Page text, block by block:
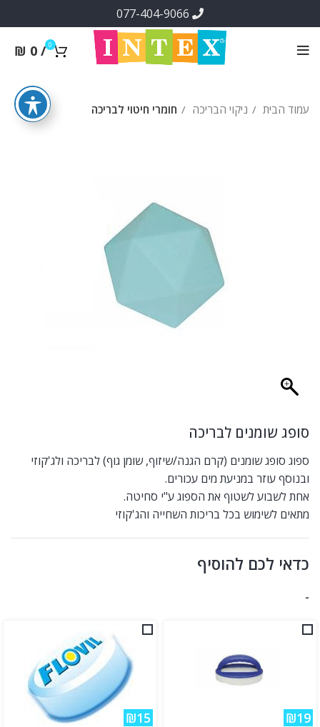
0
/
₪ 0
עמוד הבית ניקוי הבריכה חומרי חיטוי לבריכה
סופג שומנים לבריכה
ספוג סופג שומנים (קרם הגנה/שיזוף, שומן גוף) לבריכה ולג'קוזי
ובנוסף עוזר במניעת מים עכורים.
אחת לשבוע לשטוף את הספוג ע"י סחיטה.
מתאים לשימוש בכל בריכות השחייה והג'קוזי
כדאי לכם להוסיף
-
₪19
₪15